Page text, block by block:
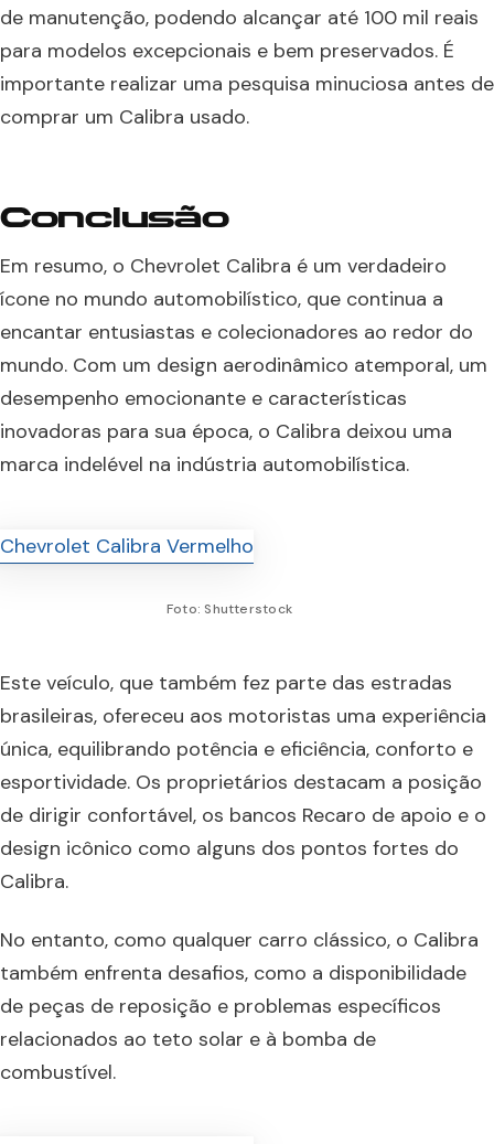
de manutenção, podendo alcançar até 100 mil reais
para modelos excepcionais e bem preservados. É
importante realizar uma pesquisa minuciosa antes de
comprar um Calibra usado.
Conclusão
Em resumo, o Chevrolet Calibra é um verdadeiro
ícone no mundo automobilístico, que continua a
encantar entusiastas e colecionadores ao redor do
mundo. Com um design aerodinâmico atemporal, um
desempenho emocionante e características
inovadoras para sua época, o Calibra deixou uma
marca indelével na indústria automobilística.
Foto: Shutterstock
Este veículo, que também fez parte das estradas
brasileiras, ofereceu aos motoristas uma experiência
única, equilibrando potência e eficiência, conforto e
esportividade. Os proprietários destacam a posição
de dirigir confortável, os bancos Recaro de apoio e o
design icônico como alguns dos pontos fortes do
Calibra.
No entanto, como qualquer carro clássico, o Calibra
também enfrenta desafios, como a disponibilidade
de peças de reposição e problemas específicos
relacionados ao teto solar e à bomba de
combustível.